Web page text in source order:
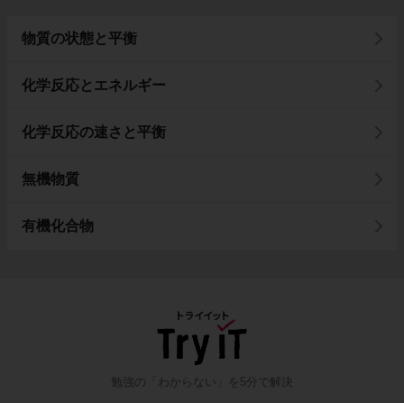
物質の状態と平衡
化学反応とエネルギー
化学反応の速さと平衡
無機物質
有機化合物
勉強の「わからない」を5分で解決